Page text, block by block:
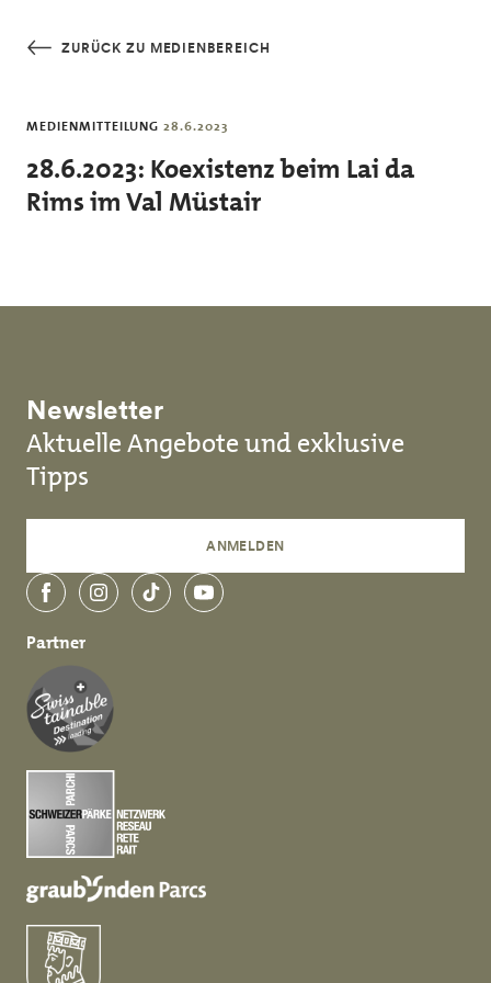
ZURÜCK ZU MEDIENBEREICH
MEDIENMITTEILUNG 28.6.2023
28.6.2023: Koexistenz beim Lai da
Rims im Val Müstair
Newsletter
Aktuelle Angebote und exklusive
Tipps
ANMELDEN
FacebookInstagramTikTokYouTube
Partner